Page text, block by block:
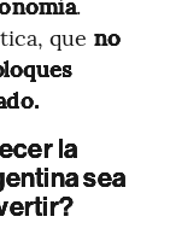
que no
la
sea